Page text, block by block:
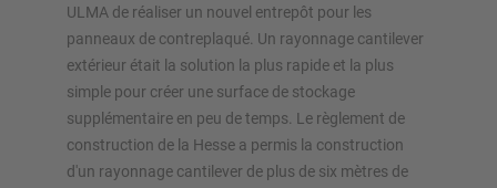
ULMA de réaliser un nouvel entrepôt pour les
panneaux de contreplaqué. Un rayonnage cantilever
extérieur était la solution la plus rapide et la plus
simple pour créer une surface de stockage
supplémentaire en peu de temps. Le règlement de
construction de la Hesse a permis la construction
d'un rayonnage cantilever de plus de six mètres de